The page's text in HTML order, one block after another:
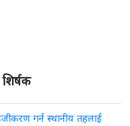
गर्न स्थानीय तहलाई